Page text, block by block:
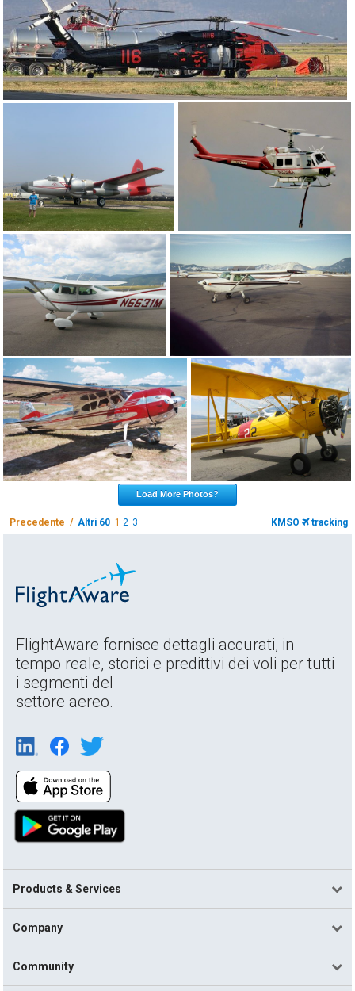
Load More Photos?
Precedente / Altri 60 1 2 3 KMSO tracking
FlightAware fornisce dettagli accurati, in
tempo reale, storici e predittivi dei voli per tutti
i segmenti del
settore aereo.
Products & Services
Company
Community